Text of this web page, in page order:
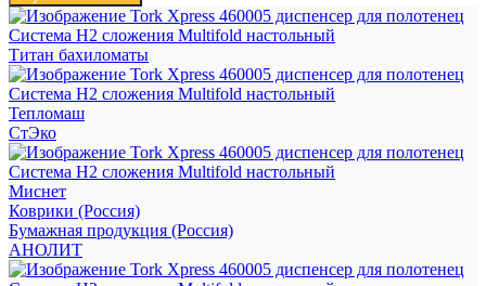
Титан бахиломаты
Тепломаш
СтЭко
Миснет
Коврики (Россия)
Бумажная продукция (Россия)
АНОЛИТ